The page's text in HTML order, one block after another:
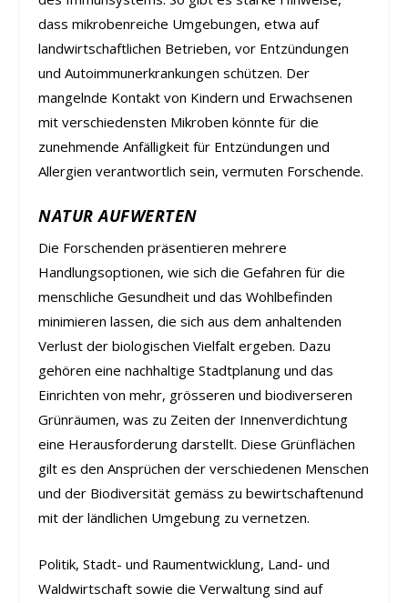
dass mikrobenreiche Umgebungen, etwa auf
landwirtschaftlichen Betrieben, vor Entzündungen
und Autoimmunerkrankungen schützen. Der
mangelnde Kontakt von Kindern und Erwachsenen
mit verschiedensten Mikroben könnte für die
zunehmende Anfälligkeit für Entzündungen und
Allergien verantwortlich sein, vermuten Forschende.
NATUR AUFWERTEN
Die Forschenden präsentieren mehrere
Handlungsoptionen, wie sich die Gefahren für die
menschliche Gesundheit und das Wohlbefinden
minimieren lassen, die sich aus dem anhaltenden
Verlust der biologischen Vielfalt ergeben. Dazu
gehören eine nachhaltige Stadtplanung und das
Einrichten von mehr, grösseren und biodiverseren
Grünräumen, was zu Zeiten der Innenverdichtung
eine Herausforderung darstellt. Diese Grünflächen
gilt es den Ansprüchen der verschiedenen Menschen
und der Biodiversität gemäss zu bewirtschaftenund
mit der ländlichen Umgebung zu vernetzen.
Politik, Stadt- und Raumentwicklung, Land- und
Waldwirtschaft sowie die Verwaltung sind auf